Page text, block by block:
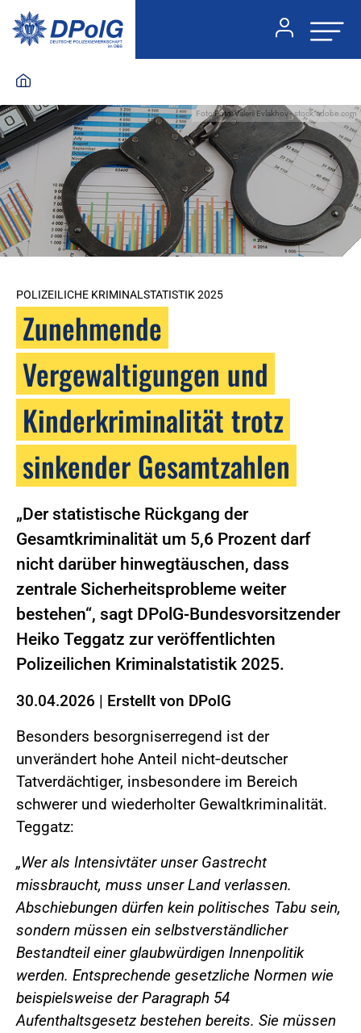
Foto:Foto: Valerii Evlakhov - stock.adobe.com
POLIZEILICHE KRIMINALSTATISTIK 2025
Zunehmende
Vergewaltigungen und
Kinderkriminalität trotz
sinkender Gesamtzahlen
„Der statistische Rückgang der
Gesamtkriminalität um 5,6 Prozent darf
nicht darüber hinwegtäuschen, dass
zentrale Sicherheitsprobleme weiter
bestehen“, sagt DPolG-Bundesvorsitzender
Heiko Teggatz zur veröffentlichten
Polizeilichen Kriminalstatistik 2025.
30.04.2026 | Erstellt von DPolG
Besonders besorgniserregend ist der
unverändert hohe Anteil nicht‑deutscher
Tatverdächtiger, insbesondere im Bereich
schwerer und wiederholter Gewaltkriminalität.
Teggatz:
„Wer als Intensivtäter unser Gastrecht
missbraucht, muss unser Land verlassen.
Abschiebungen dürfen kein politisches Tabu sein,
sondern müssen ein selbstverständlicher
Bestandteil einer glaubwürdigen Innenpolitik
werden. Entsprechende gesetzliche Normen wie
beispielsweise der Paragraph 54
Aufenthaltsgesetz bestehen bereits. Sie müssen